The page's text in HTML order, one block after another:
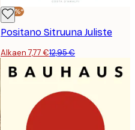
-40%*
Positano Sitruuna Juliste
Alkaen 7,77 €12,95 €